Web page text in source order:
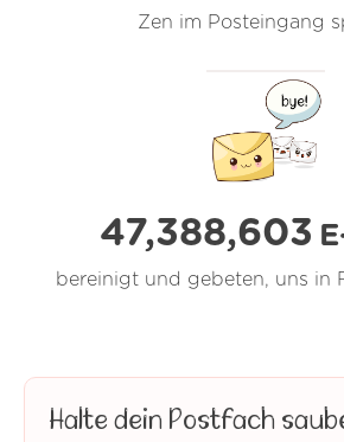
Zen im Posteingang
47,388,604
bereinigt und gebeten, uns in
Halte dein Postfach